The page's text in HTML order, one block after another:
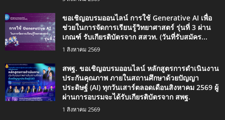
ขอเชิญอบรมออนไลน์ การใช้ Generative AI เพื่อ
ช่วยในการจัดการเรียนรู้วิทยาศาสตร์ รุ่นที่ 3 ผ่าน
เกณฑ์ รับเกียรติบัตรจาก สสวท. (วันที่รับสมัคร...
1 สิงหาคม 2569
สพฐ. ขอเชิญอบรมออนไลน์ หลักสูตรการดำเนินงาน
ประกันคุณภาพ ภายในสถานศึกษาด้วยปัญญา
ประดิษฐ์ (AI) ทุกวันเสาร์ตลอดเดือนสิงหาคม 2569 ผู้
ผ่านการอบรมจะได้รับเกียรติบัตรจาก สพฐ.
1 สิงหาคม 2569